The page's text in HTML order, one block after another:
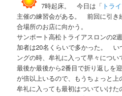
7時起床。 今日は「 トラ
主催の練習会がある。 前回に引き
合場所のお店に向かう。
サンポート高松トライアスロンの2
加者は20名くらいで多かった。 い
ングの時、牟礼に入って早々につ
最後か最後から2番目で折り返しを
が倍以上いるので、もうちょっと
牟礼に入っても最初はついていけ